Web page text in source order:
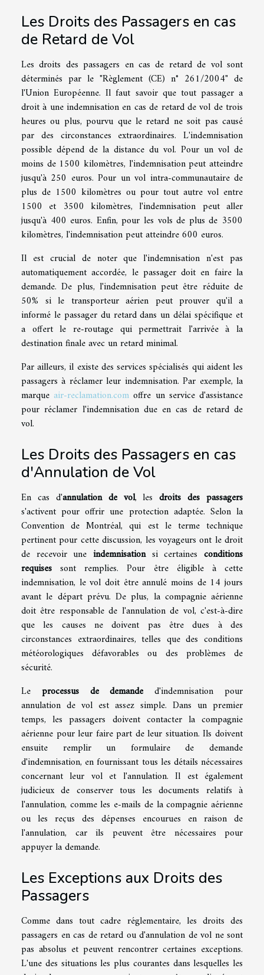
Les Droits des Passagers en cas
de Retard de Vol
Les droits des passagers en cas de retard de vol sont
déterminés par le "Règlement (CE) n° 261/2004" de
l'Union Européenne. Il faut savoir que tout passager a
droit à une indemnisation en cas de retard de vol de trois
heures ou plus, pourvu que le retard ne soit pas causé
par des circonstances extraordinaires. L'indemnisation
possible dépend de la distance du vol. Pour un vol de
moins de 1500 kilomètres, l'indemnisation peut atteindre
jusqu'à 250 euros. Pour un vol intra-communautaire de
plus de 1500 kilomètres ou pour tout autre vol entre
1500 et 3500 kilomètres, l'indemnisation peut aller
jusqu'à 400 euros. Enfin, pour les vols de plus de 3500
kilomètres, l'indemnisation peut atteindre 600 euros.
Il est crucial de noter que l'indemnisation n'est pas
automatiquement accordée, le passager doit en faire la
demande. De plus, l'indemnisation peut être réduite de
50% si le transporteur aérien peut prouver qu'il a
informé le passager du retard dans un délai spécifique et
a offert le re-routage qui permettrait l'arrivée à la
destination finale avec un retard minimal.
Par ailleurs, il existe des services spécialisés qui aident les
passagers à réclamer leur indemnisation. Par exemple, la
marque air-reclamation.com offre un service d'assistance
pour réclamer l'indemnisation due en cas de retard de
vol.
Les Droits des Passagers en cas
d'Annulation de Vol
En cas d'annulation de vol, lesdroits des passagers
s'activent pour offrir une protection adaptée. Selon la
Convention de Montréal, qui est le terme technique
pertinent pour cette discussion, les voyageurs ont le droit
de recevoir une indemnisationsi certaines conditions
requises sont remplies. Pour être éligible à cette
indemnisation, le vol doit être annulé moins de 14 jours
avant le départ prévu. De plus, la compagnie aérienne
doit être responsable de l'annulation de vol, c'est-à-dire
que les causes ne doivent pas être dues à des
circonstances extraordinaires, telles que des conditions
météorologiques défavorables ou des problèmes de
sécurité.
Le processus de demanded'indemnisation pour
annulation de vol est assez simple. Dans un premier
temps, les passagers doivent contacter la compagnie
aérienne pour leur faire part de leur situation. Ils doivent
ensuite remplir un formulaire de demande
d'indemnisation, en fournissant tous les détails nécessaires
concernant leur vol et l'annulation. Il est également
judicieux de conserver tous les documents relatifs à
l'annulation, comme les e-mails de la compagnie aérienne
ou les reçus des dépenses encourues en raison de
l'annulation, car ils peuvent être nécessaires pour
appuyer la demande.
Les Exceptions aux Droits des
Passagers
Comme dans tout cadre réglementaire, les droits des
passagers en cas de retard ou d'annulation de vol ne sont
pas absolus et peuvent rencontrer certaines exceptions.
L'une des situations les plus courantes dans lesquelles les